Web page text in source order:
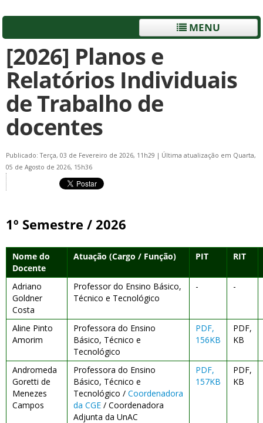
MENU
[2026] Planos e
Relatórios Individuais
de Trabalho de
docentes
Publicado: Terça, 03 de Fevereiro de 2026, 11h29 | Última atualização em Quarta,
05 de Agosto de 2026, 15h36
1º Semestre / 2026
Nome do
Docente
Atuação (Cargo / Função) PIT RIT
Adriano
Goldner
Costa
Professor do Ensino Básico,
Técnico e Tecnológico
- -
Aline Pinto
Amorim
Professora do Ensino
Básico, Técnico e
Tecnológico
PDF,
156KB
PDF,
KB
Andromeda
Goretti de
Menezes
Campos
Professora do Ensino
Básico, Técnico e
Tecnológico / Coordenadora
da CGE / Coordenadora
Adjunta da UnAC
PDF,
157KB
PDF,
KB